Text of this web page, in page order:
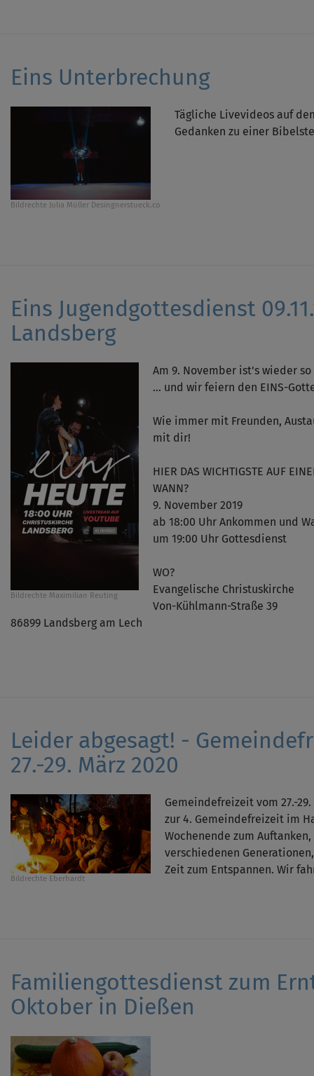
Eins Unterbrechung
Bildrechte Julia Müller Desingnerstueck.co
Tägliche Livevideos auf
Gedanken zu einer
Eins Jugendgottesdienst
Landsberg
Bildrechte Maximilian Reuting
Am 9. November ist's wieder
... und wir feiern den EINS-
Wie immer mit Freunden,
mit dir!
HIER DAS WICHTIGSTE AUF
WANN?
9. November 2019
ab 18:00 Uhr Ankommen und
um 19:00 Uhr Gottesdienst
WO?
Evangelische Christuskirche
Von-Kühlmann-Straße 39
86899 Landsberg am Lech
Leider abgesagt! -
27.-29. März 2020
Bildrechte Eberhardt
Gemeindefreizeit vom 27.-
zur 4. Gemeindefreizeit im
Wochenende zum
verschiedenen
Zeit zum Entspannen. Wir
Familiengottesdienst zum
Oktober in Dießen